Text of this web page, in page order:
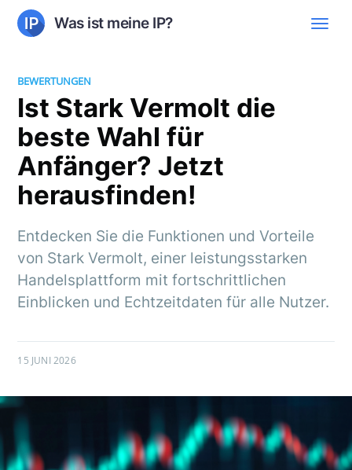
Was ist meine IP?
BEWERTUNGEN
Ist Stark Vermolt die
beste Wahl für
Anfänger? Jetzt
herausfinden!
Entdecken Sie die Funktionen und Vorteile
von Stark Vermolt, einer leistungsstarken
Handelsplattform mit fortschrittlichen
Einblicken und Echtzeitdaten für alle Nutzer.
15 JUNI 2026